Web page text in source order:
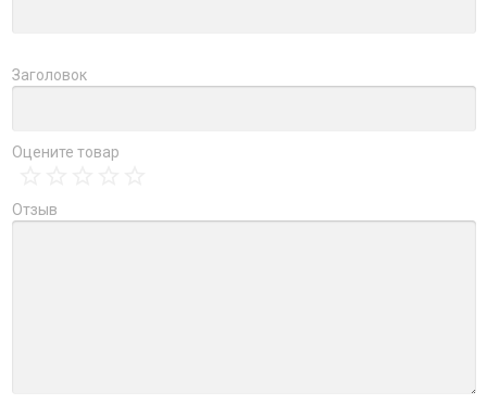
Заголовок
Оцените товар
Отзыв